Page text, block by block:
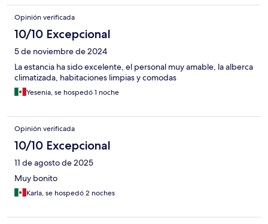
Opinión verificada
10/10 Excepcional
5 de noviembre de 2024
La estancia ha sido excelente, el personal muy amable, la alberca
climatizada, habitaciones limpias y comodas
Yesenia, se hospedó 1 noche
Opinión verificada
10/10 Excepcional
11 de agosto de 2025
Muy bonito
Karla, se hospedó 2 noches